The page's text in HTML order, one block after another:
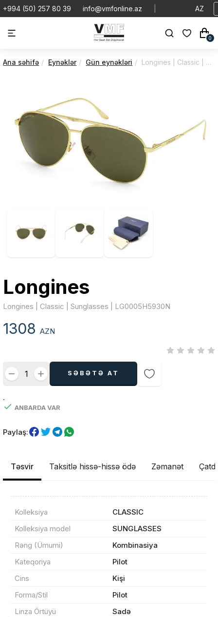
+994 (50) 257 80 39 info@vmfonline.az AZ
0
Ana səhifə Eynəklər Gün eynəkləri Longines | Classic | Sunglasses | LG0005H5930N
Longines
Longines | Classic | Sunglasses | LG0005H5930N
1308AZN
SƏBƏTƏ AT
.
ANBARDA VAR
Paylaş:
Təsvir Taksitlə hissə-hissə ödə Zəmanət
Kolleksiya
CLASSIC
Kolleksiya model
SUNGLASSES
Rəng (Ümumi)
Kombinasiya
Kateqoriya
Pilot
Cins
Kişi
Forma/Stil
Pilot
Linza Örtüyü
Sadə
Məhsul(lar) səbətə əlavə edildi